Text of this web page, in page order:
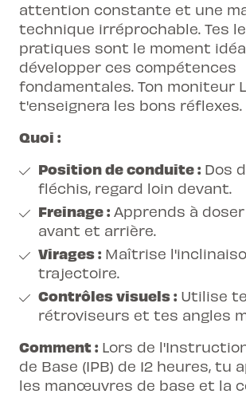
attention constante et une
technique irréprochable. Tes
pratiques sont le moment
développer ces compétences
fondamentales. Ton moniteur
t'enseignera les bons réflexes.
Quoi :
Position de conduite : Dos
fléchis, regard loin devant.
Freinage : Apprends à
avant et arrière.
Virages : Maîtrise
trajectoire.
Contrôles visuels : Utilise
rétroviseurs et tes angles
Comment : Lors de
de Base (IPB) de 12 heures, tu
les manœuvres de base et la